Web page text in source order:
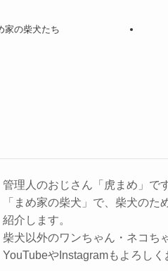
家の柴犬たち
管理人のおじさん「虎まめ」で
「まめ家の柴犬」で、柴犬の
紹介します。
柴犬以外のワンちゃん・ネコち
YouTubeやInstagramもよろしく